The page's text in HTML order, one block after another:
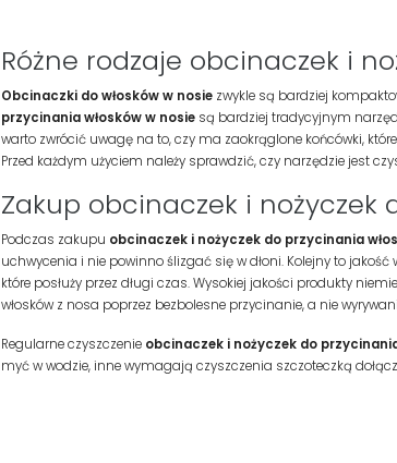
Różne rodzaje obcinaczek i
Obcinaczki do włosków w nosie zwykle są bardziej
przycinania włosków w nosie są bardziej tradycyjnym
warto zwrócić uwagę na to, czy ma zaokrąglone końcówki,
Przed każdym użyciem należy sprawdzić, czy narzędzie jest
Zakup obcinaczek i nożyczek
Podczas zakupu obcinaczek i nożyczek do przycinania
uchwycenia i nie powinno ślizgać się w dłoni. Kolejny to
które posłuży przez długi czas. Wysokiej jakości produkty
włosków z nosa poprzez bezbolesne przycinanie, a nie
Regularne czyszczenie obcinaczek i nożyczek do
myć w wodzie, inne wymagają czyszczenia szczoteczką